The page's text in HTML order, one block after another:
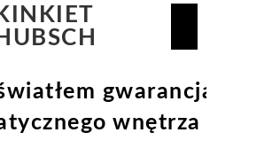
gwarancją
wnętrza